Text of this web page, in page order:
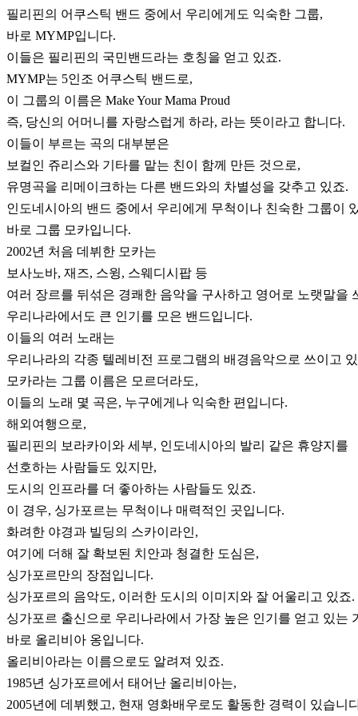
필리핀의 어쿠스틱 밴드 중에서 우리에게도 익숙한 그룹,
바로 MYMP입니다.
이들은 필리핀의 국민밴드라는 호칭을 얻고 있죠.
MYMP는 5인조 어쿠스틱 밴드로,
이 그룹의 이름은 Make Your Mama Proud
즉, 당신의 어머니를 자랑스럽게 하라, 라는 뜻이라고 합니다.
이들이 부르는 곡의 대부분은
보컬인 쥬리스와 기타를 맡는 친이 함께 만든 것으로,
유명곡을 리메이크하는 다른 밴드와의 차별성을 갖추고 있죠.
인도네시아의 밴드 중에서 우리에게 무척이나 친숙한 그룹이
바로 그룹 모카입니다.
2002년 처음 데뷔한 모카는
보사노바, 재즈, 스윙, 스웨디시팝 등
여러 장르를 뒤섞은 경쾌한 음악을 구사하고 영어로 노랫말을
우리나라에서도 큰 인기를 모은 밴드입니다.
이들의 여러 노래는
우리나라의 각종 텔레비전 프로그램의 배경음악으로 쓰이고
모카라는 그룹 이름은 모르더라도,
이들의 노래 몇 곡은, 누구에게나 익숙한 편입니다.
해외여행으로,
필리핀의 보라카이와 세부, 인도네시아의 발리 같은 휴양지를
선호하는 사람들도 있지만,
도시의 인프라를 더 좋아하는 사람들도 있죠.
이 경우, 싱가포르는 무척이나 매력적인 곳입니다.
화려한 야경과 빌딩의 스카이라인,
여기에 더해 잘 확보된 치안과 청결한 도심은,
싱가포르만의 장점입니다.
싱가포르의 음악도, 이러한 도시의 이미지와 잘 어울리고 있죠.
싱가포르 출신으로 우리나라에서 가장 높은 인기를 얻고 있는
바로 올리비아 옹입니다.
올리비아라는 이름으로도 알려져 있죠.
1985년 싱가포르에서 태어난 올리비아는,
2005년에 데뷔했고, 현재 영화배우로도 활동한 경력이 있습니